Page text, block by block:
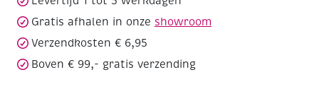
groen
aantal
Gratis afhalen in onze showroom
Verzendkosten € 6,95
Boven € 99,- gratis verzending